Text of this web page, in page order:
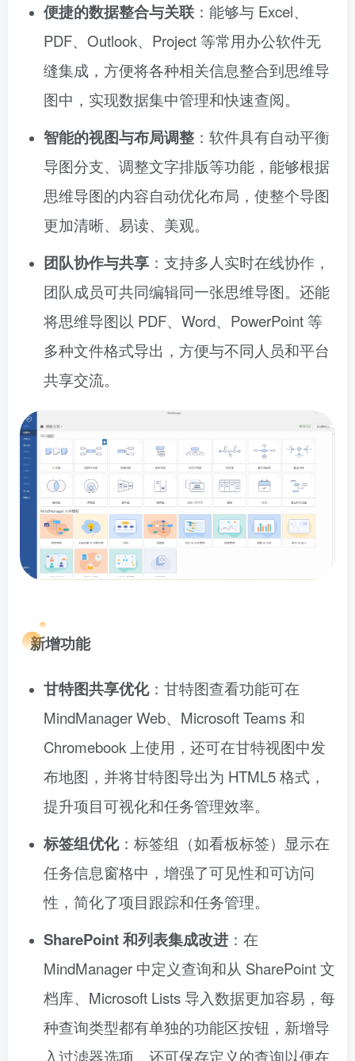
便捷的数据整合与关联 ：能够与 Excel、
PDF、Outlook、Project 等常用办公软件无
缝集成，方便将各种相关信息整合到思维导
图中，实现数据集中管理和快速查阅。
智能的视图与布局调整 ：软件具有自动平衡
导图分支、调整文字排版等功能，能够根据
思维导图的内容自动优化布局，使整个导图
更加清晰、易读、美观。
团队协作与共享 ：支持多人实时在线协作，
团队成员可共同编辑同一张思维导图。还能
将思维导图以 PDF、Word、PowerPoint 等
多种文件格式导出，方便与不同人员和平台
共享交流。
新增功能
甘特图共享优化：甘特图查看功能可在
MindManager Web、Microsoft Teams 和
Chromebook 上使用，还可在甘特视图中发
布地图，并将甘特图导出为 HTML5 格式，
提升项目可视化和任务管理效率。
标签组优化：标签组（如看板标签）显示在
任务信息窗格中，增强了可见性和可访问
性，简化了项目跟踪和任务管理。
SharePoint 和列表集成改进 ：在
MindManager 中定义查询和从 SharePoint 文
档库、Microsoft Lists 导入数据更加容易，每
种查询类型都有单独的功能区按钮，新增导
入过滤器选项，还可保存定义的查询以便在